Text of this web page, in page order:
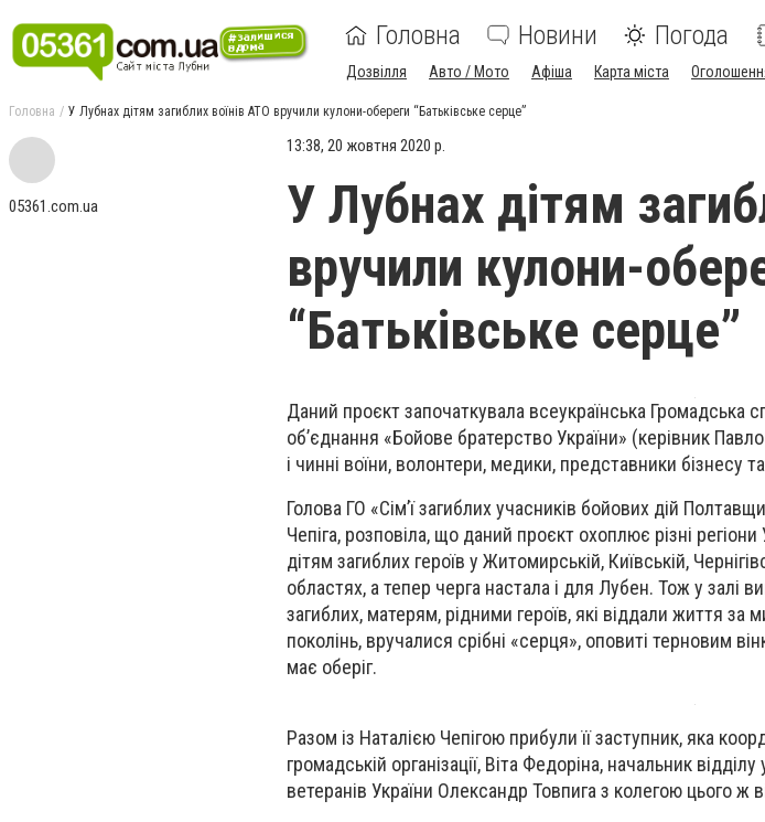
Головна Новини Погода
Дозвілля Авто / Мото Афіша Карта міста
Головна У Лубнах дітям загиблих воїнів АТО вручили кулони-обереги “Батьківське серце”
05361.com.ua
13:38, 20 жовтня 2020 р.
У Лубнах дітям
вручили кулони-
“Батьківське серце”
Даний проєкт започаткувала всеукраїнська Громадська
об’єднання «Бойове братерство України» (керівник
і чинні воїни, волонтери, медики, представники бізнесу
Голова ГО «Сім’ї загиблих учасників бойових дій
Чепіга, розповіла, що даний проєкт охоплює різні
дітям загиблих героїв у Житомирській, Київській,
областях, а тепер черга настала і для Лубен. Тож у залі
загиблих, матерям, рідними героїв, які віддали життя за
поколінь, вручалися срібні «серця», оповиті терновим
має оберіг.
Разом із Наталією Чепігою прибули її заступник, яка
громадській організації, Віта Федоріна, начальник
ветеранів України Олександр Товпига з колегою цього ж